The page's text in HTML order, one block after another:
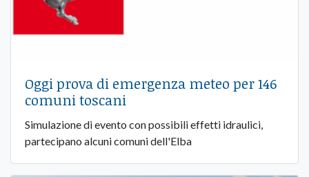
Oggi prova di emergenza meteo per 146
comuni toscani
Simulazione di evento con possibili effetti idraulici,
partecipano alcuni comuni dell'Elba